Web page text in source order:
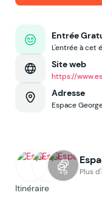
Entrée
L'entrée à cet
Site web
https://
Adresse
Espace
+9 Plus
Itinéraire